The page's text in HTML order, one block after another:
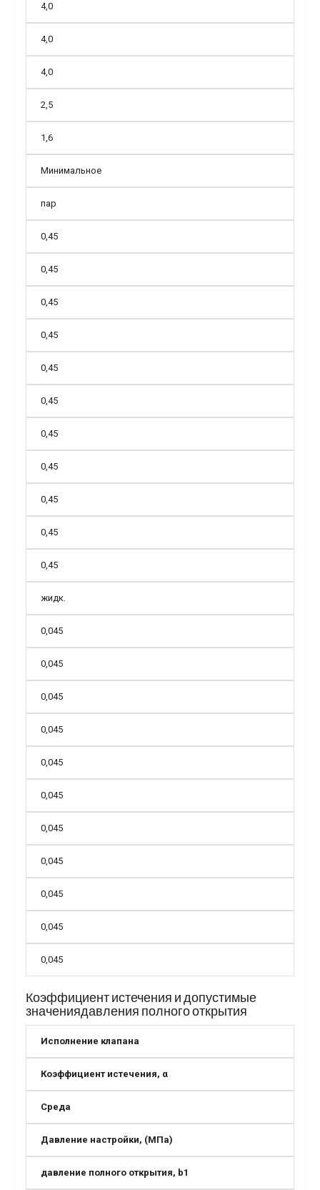
4,0
4,0
4,0
2,5
1,6
Минимальное
пар
0,45
0,45
0,45
0,45
0,45
0,45
0,45
0,45
0,45
0,45
0,45
жидк.
0,045
0,045
0,045
0,045
0,045
0,045
0,045
0,045
0,045
0,045
0,045
Коэффициент истечения и допустимые
значениядавления полного открытия
Исполнение клапана
Коэффициент истечения, α
Среда
Давление настройки, (МПа)
давление полного открытия, b1